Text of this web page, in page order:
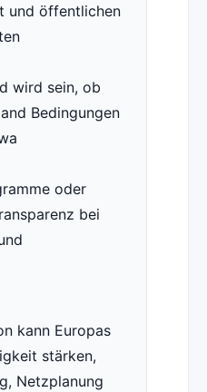
und öffentlichen
wird sein, ob
Bedingungen
oder
bei
kann Europas
stärken,
Netzplanung